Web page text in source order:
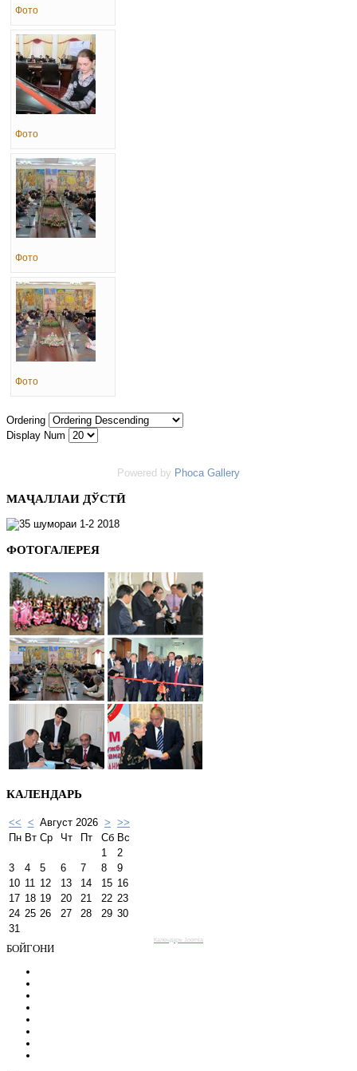
Фото
Фото
Фото
Фото
Ordering
Display Num
Powered by Phoca Gallery
МАҶАЛЛАИ ДЎСТӢ
ФОТОГАЛЕРЕЯ
КАЛЕНДАРЬ
<< < Август 2026 > >>
Пн Вт Ср Чт Пт Сб Вс
1
2
3
4 5 6 7 8
9
10 11 12 13 14 15 16
17 18 19 20 21 22 23
24 25 26 27 28 29 30
31
Календарь Joomla
БОЙГОНИ